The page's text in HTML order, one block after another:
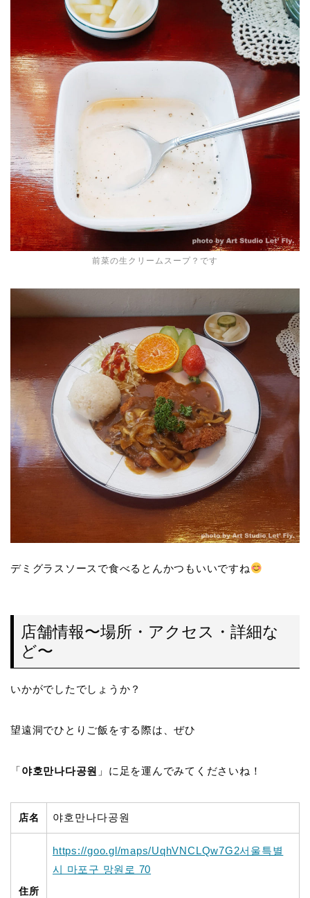
前菜の生クリームスープ？です
デミグラスソースで食べるとんかつもいいですね
店舗情報〜場所・アクセス・詳細な
ど〜
いかがでしたでしょうか？
望遠洞でひとりご飯をする際は、ぜひ
「 야호만나다공원 」 に足を運んでみてくださいね！
店名 야호만나다공원
住所
https://goo.gl/maps/UqhVNCLQw7G2서울특별
시 마포구 망원로 70